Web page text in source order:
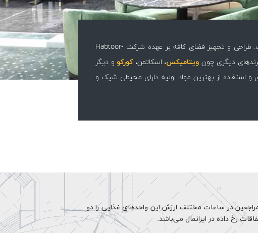
کافه دیدار واقع در باغ دیدار و در مجتمع تجاری ایرانمال قرار دارد. حجم بالای مراجعین در طول ایام هفته از ویژگی‌های این مجموعه است. طراحی و تجهیز فضای کافه بر عهده شرکت Habtoor-
دیگری چون ویتامیکس، اسکاتمن،کورکو و دیگر
استفاده از بهترین مواد اولیه دارای محیطی شیک و
در ساعات مختلف ارزش این واحدهای غذایی را دو
رخ داده در ایرانمال می‌باشد.